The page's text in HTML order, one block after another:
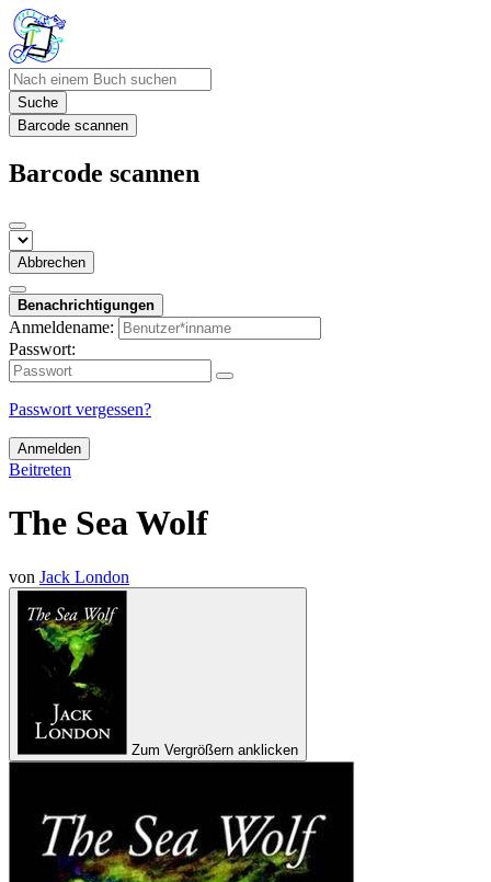
Suche
Barcode scannen
Barcode scannen
Abbrechen
Benachrichtigungen
Anmeldename:
Passwort:
Passwort vergessen?
Anmelden
Beitreten
The Sea Wolf
von Jack London
Zum Vergrößern anklicken